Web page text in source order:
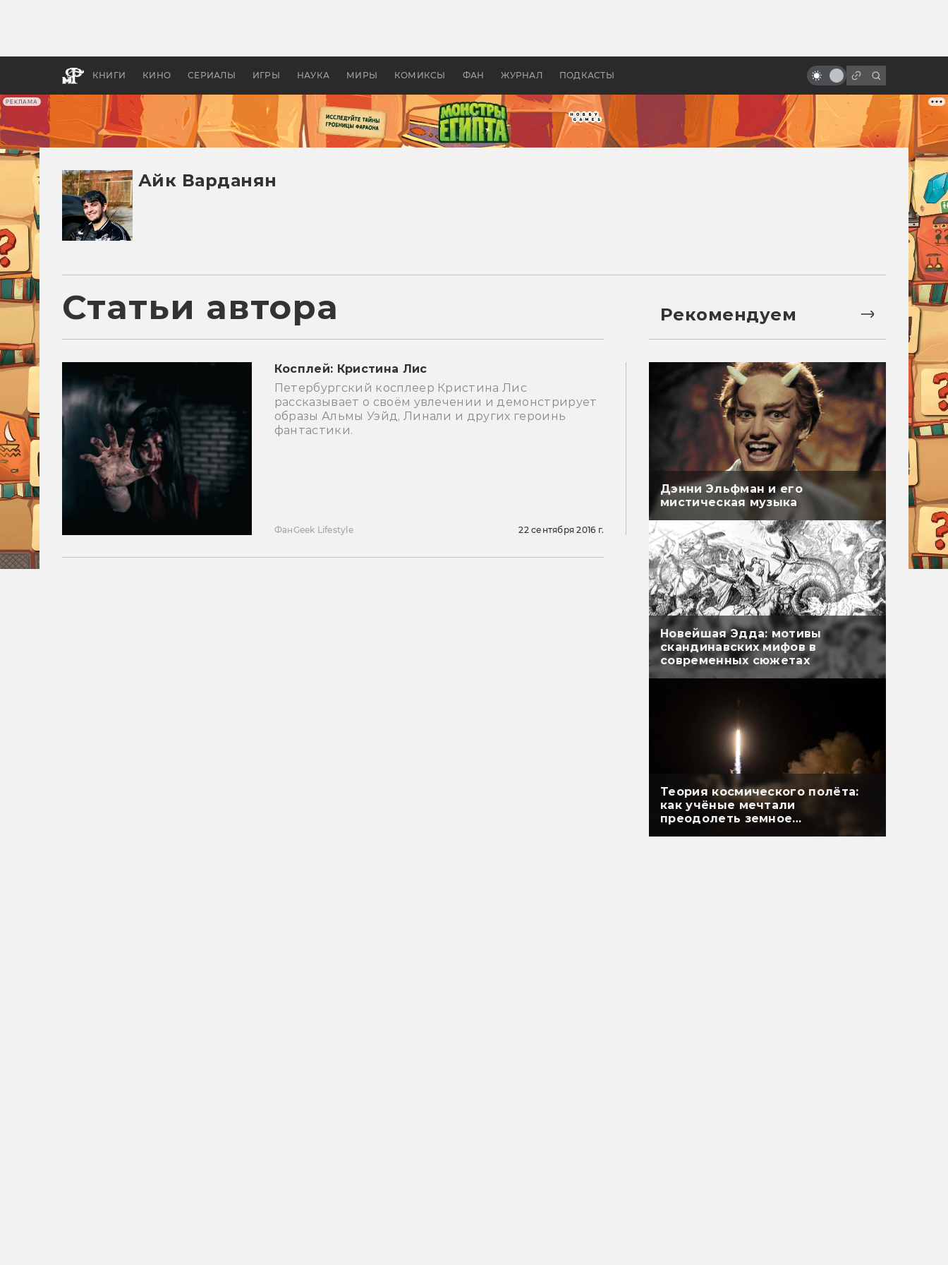
РЕКЛАМА
КНИГИ КИНО СЕРИАЛЫ ИГРЫ НАУКА МИРЫ КОМИКСЫ ФАН ЖУРНАЛ ПОДКАСТЫ
бы «Властелина колец»
Древней Грецией
Лукаса с настоящими хоббитами
Айк Варданян
Статьи автора
Косплей: Кристина Лис
Петербургский косплеер Кристина Лис
рассказывает о своём увлечении и демонстрирует
образы Альмы Уэйд, Линали и других героинь
фантастики.
ФанGeek Lifestyle 22 сентября 2016 г.
Рекомендуем
Дэнни Эльфман и его
мистическая музыка
Новейшая Эдда: мотивы
скандинавских мифов в
современных сюжетах
Теория космического полёта:
как учёные мечтали
преодолеть земное